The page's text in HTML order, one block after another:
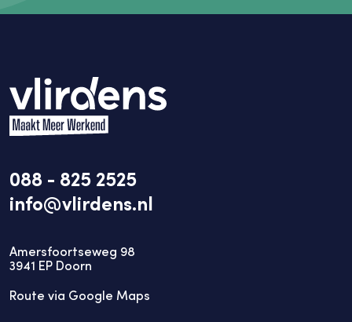
088 - 825 2525
info@vlirdens.nl
Amersfoortseweg 98
3941 EP Doorn
Route via Google Maps